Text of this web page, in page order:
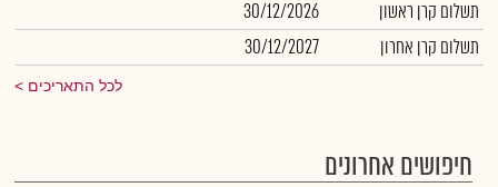
תשלום קרן ראשון
30/12/2026
תשלום קרן אחרון
30/12/2027
לכל התאריכים
חיפושים אחרונים